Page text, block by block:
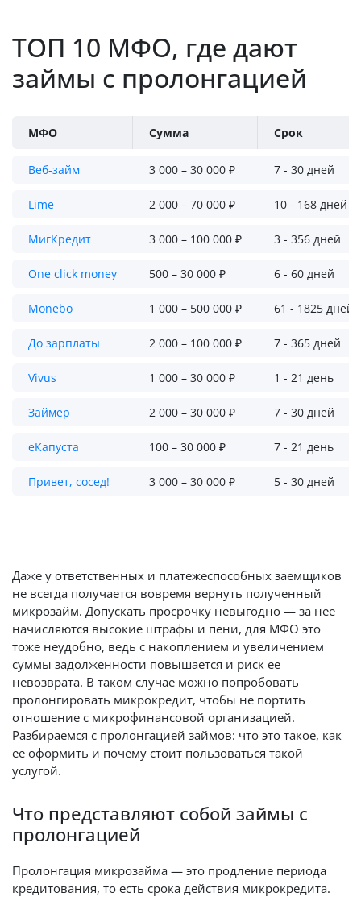
ТОП 10 МФО, где дают
займы с пролонгацией
МФО Сумма Срок
Веб-займ 3 000 – 30 000 ₽ 7 - 30 дней
Lime 2 000 – 70 000 ₽ 10 - 168 дней
МигКредит 3 000 – 100 000 ₽ 3 - 356 дней
One click money 500 – 30 000 ₽ 6 - 60 дней
Monebo 1 000 – 500 000 ₽ 61 - 1825 дней
До зарплаты 2 000 – 100 000 ₽ 7 - 365 дней
Vivus 1 000 – 30 000 ₽ 1 - 21 день
Займер 2 000 – 30 000 ₽ 7 - 30 дней
еКапуста 100 – 30 000 ₽ 7 - 21 день
Привет, сосед! 3 000 – 30 000 ₽ 5 - 30 дней
Даже у ответственных и платежеспособных заемщиков
не всегда получается вовремя вернуть полученный
микрозайм. Допускать просрочку невыгодно — за нее
начисляются высокие штрафы и пени, для МФО это
тоже неудобно, ведь с накоплением и увеличением
суммы задолженности повышается и риск ее
невозврата. В таком случае можно попробовать
пролонгировать микрокредит, чтобы не портить
отношение с микрофинансовой организацией.
Разбираемся с пролонгацией займов: что это такое, как
ее оформить и почему стоит пользоваться такой
услугой.
Что представляют собой займы с
пролонгацией
Пролонгация микрозайма — это продление периода
кредитования, то есть срока действия микрокредита.